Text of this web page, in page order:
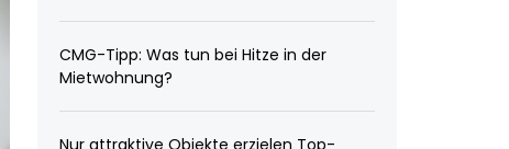
CMG-Tipp: Was tun bei Hitze in der
Mietwohnung?
Nur attraktive Objekte erzielen Top-